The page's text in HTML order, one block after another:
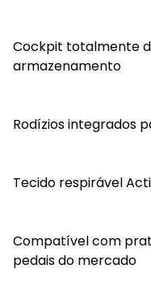
Cockpit totalmente
armazenamento
Rodízios integrados
Tecido respirável
Compatível com
pedais do mercado